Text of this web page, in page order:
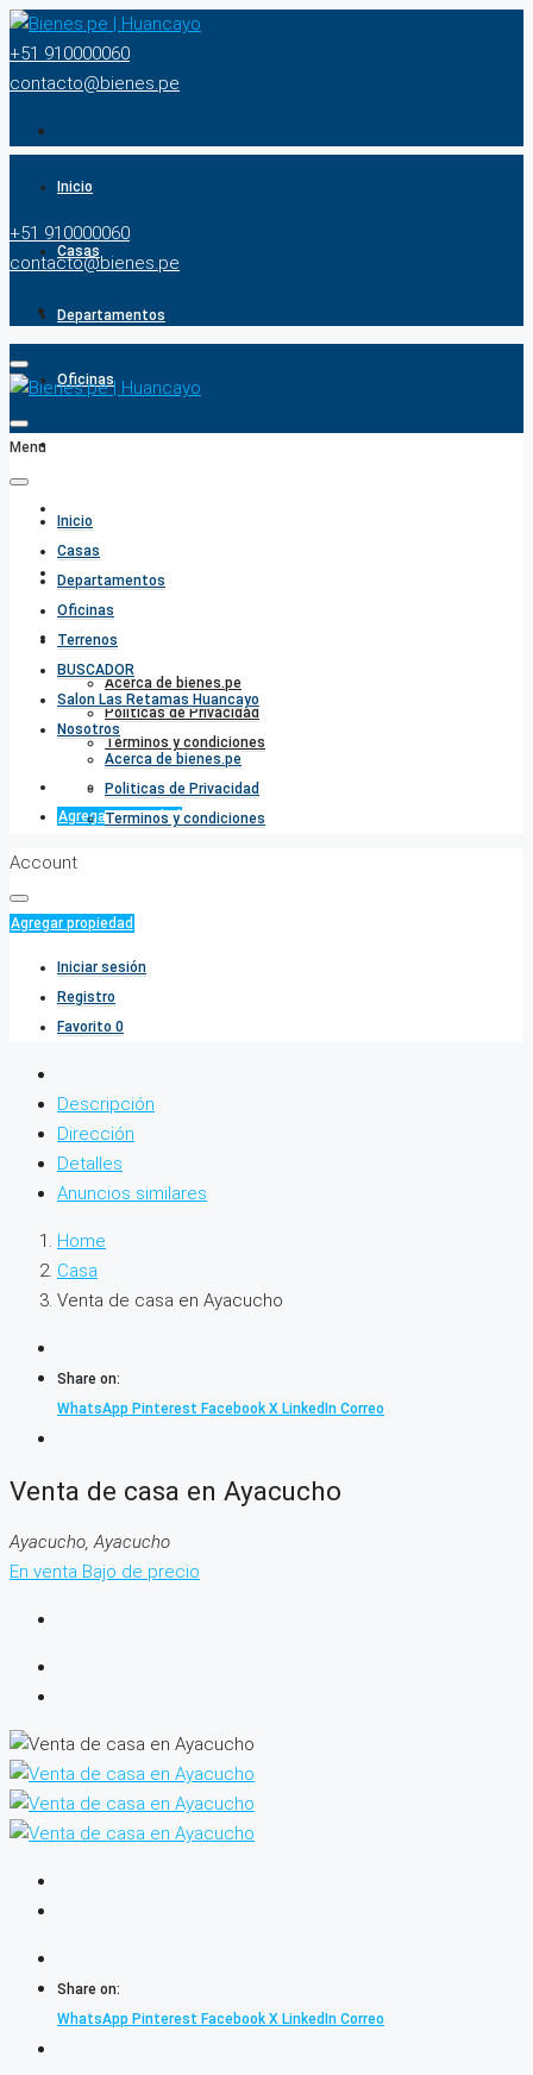
+51 910000060
contacto@bienes.pe
Inicio
Casas
Departamentos
Oficinas
Salon Las Retamas Huancayo
Nosotros
Acerca de bienes.pe
Politicas de Privacidad
Terminos y condiciones
Favorito0
Agregar propiedad
+51 910000060
contacto@bienes.pe
Menu
Inicio
Casas
Departamentos
Oficinas
Terrenos
BUSCADOR
Salon Las Retamas Huancayo
Nosotros
Acerca de bienes.pe
Politicas de Privacidad
Terminos y condiciones
Account
Agregar propiedad
Iniciar sesión
Registro
Favorito 0
Descripción
Dirección
Detalles
Anuncios similares
Home
Casa
Venta de casa en Ayacucho
Share on:
WhatsApp Pinterest Facebook X LinkedIn Correo
Venta de casa en Ayacucho
Ayacucho, Ayacucho
En venta Bajo de precio
Share on:
WhatsApp Pinterest Facebook X LinkedIn Correo